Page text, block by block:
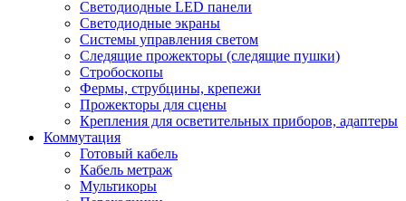
Светодиодные LED панели
Светодиодные экраны
Системы управления светом
Следящие прожекторы (следящие пушки)
Стробоскопы
Фермы, струбцины, крепежи
Прожекторы для сцены
Крепления для осветительных приборов, адаптеры
Коммутация
Готовый кабель
Кабель метраж
Мультикоры